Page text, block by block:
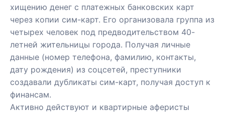
хищению денег с платежных банковских карт
через копии сим-карт. Его организовала группа из
четырех человек под предводительством 40-
летней жительницы города. Получая личные
данные (номер телефона, фамилию, контакты,
дату рождения) из соцсетей, преступники
создавали дубликаты сим-карт, получая доступ к
финансам.
Активно действуют и квартирные аферисты